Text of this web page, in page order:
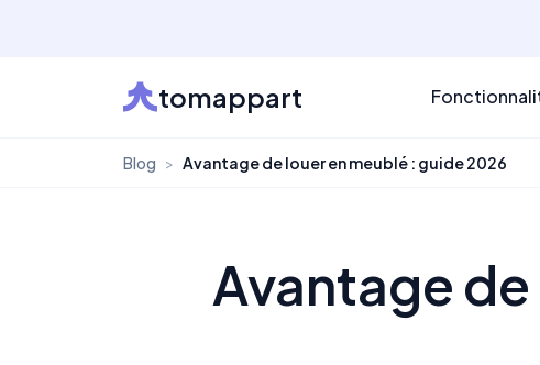
tomappart
Blog > Avantage de louer en meublé : guide 2026
Avantage